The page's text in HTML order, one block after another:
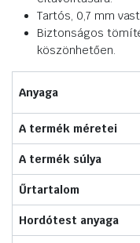
Tartós, 0,7 mm
Biztonságos
köszönhetően.
Anyaga
A termék méretei
A termék súlya
Űrtartalom
Hordótest anyaga